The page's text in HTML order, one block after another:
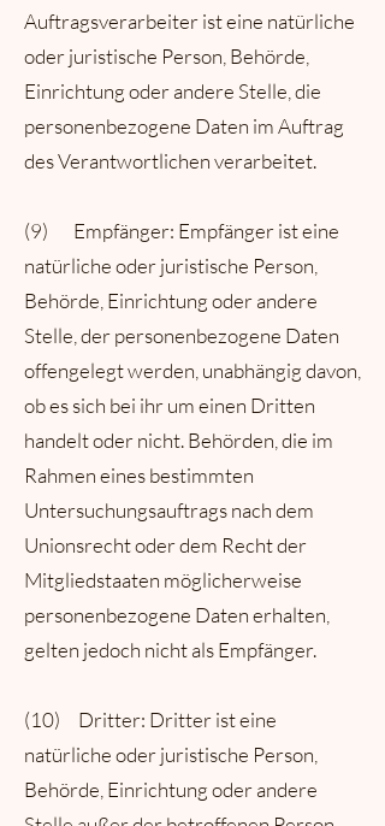
Auftragsverarbeiter ist eine natürliche
oder juristische Person, Behörde,
Einrichtung oder andere Stelle, die
personenbezogene Daten im Auftrag
des Verantwortlichen verarbeitet.
(9) Empfänger: Empfänger ist eine
natürliche oder juristische Person,
Behörde, Einrichtung oder andere
Stelle, der personenbezogene Daten
offengelegt werden, unabhängig davon,
ob es sich bei ihr um einen Dritten
handelt oder nicht. Behörden, die im
Rahmen eines bestimmten
Untersuchungsauftrags nach dem
Unionsrecht oder dem Recht der
Mitgliedstaaten möglicherweise
personenbezogene Daten erhalten,
gelten jedoch nicht als Empfänger.
(10) Dritter: Dritter ist eine
natürliche oder juristische Person,
Behörde, Einrichtung oder andere